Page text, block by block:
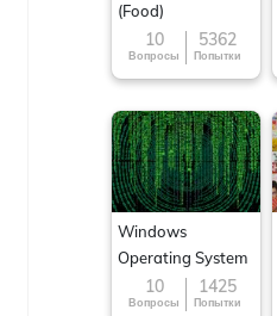
(Food)
10
Вопросы
5362
Попытки
Windows
Operating System
10
Вопросы
1425
Попытки